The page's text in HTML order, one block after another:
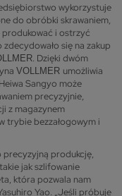
wykorzystuje
do obróbki skrawaniem,
i ostrzyć
się na zakup
. Dzięki dwóm
VOLLMER umożliwia
Sangyo może
precyzyjnie,
z magazynem
trybie bezzałogowym i
precyzyjną produkcję,
jak szlifowanie
która pozwala nam
Yao. „Jeśli próbuje